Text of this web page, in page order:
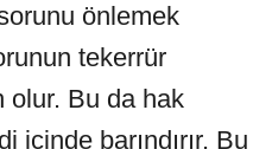
önlemek
tekerrür
olur. Bu da hak
içinde barındırır. Bu